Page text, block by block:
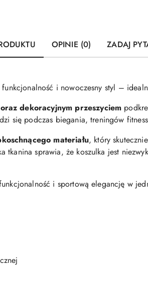
OPINIE (0) ZADAJ
funkcjonalność i nowoczesny styl –
dekoracyjnym przeszyciem
się podczas biegania, treningów
materiału, który
tkanina sprawia, że koszulka jest
i sportową elegancję w